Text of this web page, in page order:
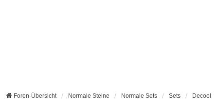
Foren-Übersicht Normale Steine Normale Sets Sets Decool